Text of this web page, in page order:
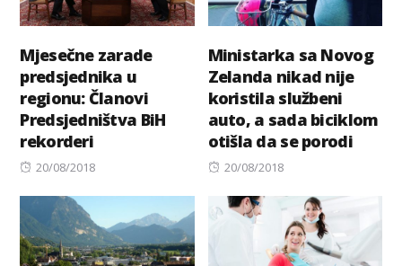
Mjesečne zarade
predsjednika u
regionu: Članovi
Predsjedništva BiH
rekorderi
Posted
20/08/2018
Ministarka sa Novog
Zelanda nikad nije
koristila službeni
auto, a sada biciklom
otišla da se porodi
Posted
20/08/2018